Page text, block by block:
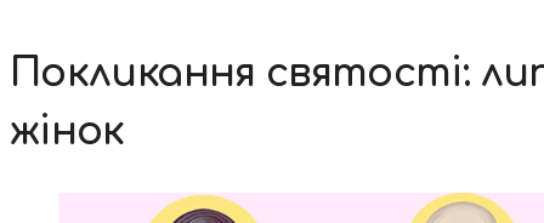
Покликання святості:
жінок